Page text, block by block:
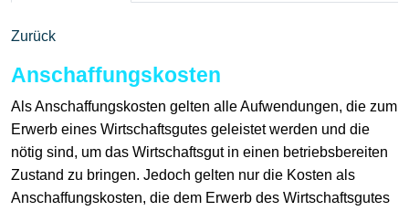
Zurück
Anschaffungskosten
Als Anschaffungskosten gelten alle Aufwendungen, die zum
Erwerb eines Wirtschaftsgutes geleistet werden und die
nötig sind, um das Wirtschaftsgut in einen betriebsbereiten
Zustand zu bringen. Jedoch gelten nur die Kosten als
Anschaffungskosten, die dem Erwerb des Wirtschaftsgutes